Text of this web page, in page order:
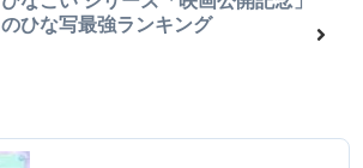
のひな写最強ランキング